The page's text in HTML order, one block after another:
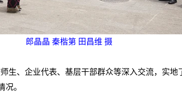
郎晶晶 秦楷第 田昌维 摄
生、企业代表、基层干部群众等深入交流，实
况。